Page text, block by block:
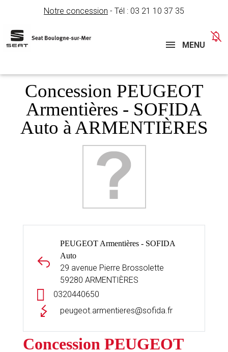
Notre concession - Tél : 03 21 10 37 35
Concessions
MENU
Concession PEUGEOT
Armentières - SOFIDA
Auto à ARMENTIÈRES
PEUGEOT Armentières - SOFIDA
Auto
29 avenue Pierre Brossolette
59280 ARMENTIÈRES
0320440650
peugeot.armentieres@sofida.fr
Concession PEUGEOT